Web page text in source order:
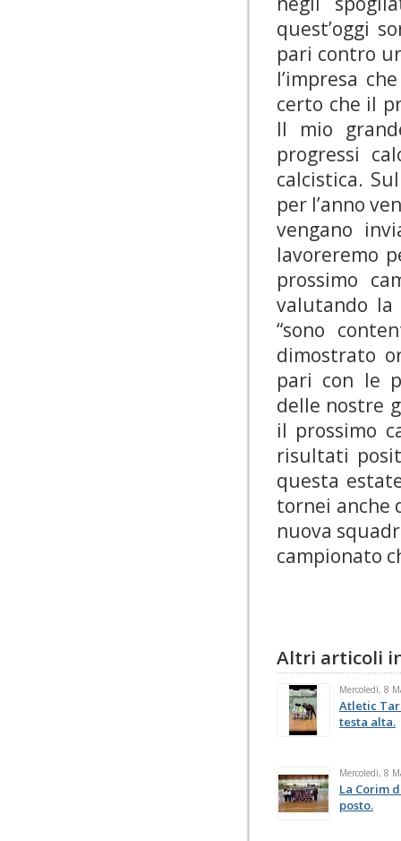
quest’oggi
pari contro
l’impresa
certo che il
Il mio
progressi
calcistica.
per l’anno
vengano
lavoreremo
prossimo
valutando
“sono
dimostrato
pari con le
delle nostre
il prossimo
risultati
questa
tornei anche
nuova
campionato
Altri articoli
Mercoledì, 8
Atletic
testa alta.
Mercoledì, 8
La Corim
posto.